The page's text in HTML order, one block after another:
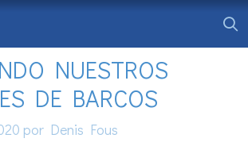
NUESTROS
DE BARCOS
por Denis Fous